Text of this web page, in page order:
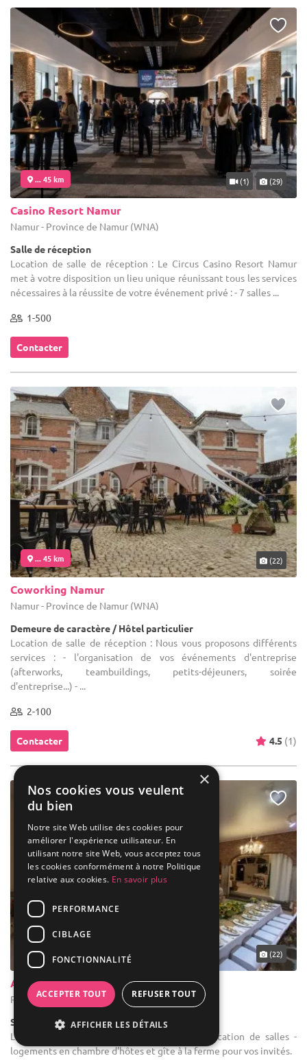
... 45 km (1) (29)
Casino Resort Namur
Namur - Province de Namur (WNA)
Salle de réception
Location de salle de réception : Le Circus Casino Resort Namur
met à votre disposition un lieu unique réunissant tous les services
nécessaires à la réussite de votre événement privé : - 7 salles ...
1-500
Contacter
... 45 km (22)
Coworking Namur
Namur - Province de Namur (WNA)
Demeure de caractère / Hôtel particulier
Location de salle de réception : Nous vous proposons différents
services : - l'organisation de vos événements d'entreprise
(afterworks, teambuildings, petits-déjeuners, soirée
d'entreprise...) - ...
2-100
Contacter 4.5 (1)
... 46 km (22)
Au Portail - Entre Nous
Remicourt - Liège (WLG)
Salle de réception
Location de salle de réception : Traiteur - location de salles -
logements en chambre d'hôtes et gîte à la ferme pour vos invités.
×
Nos cookies vous veulent
du bien
Notre site Web utilise des cookies pour
améliorer l'expérience utilisateur. En
utilisant notre site Web, vous acceptez tous
les cookies conformément à notre Politique
relative aux cookies. En savoir plus
PERFORMANCE
CIBLAGE
FONCTIONNALITÉ
ACCEPTER TOUT REFUSER TOUT
AFFICHER LES DÉTAILS